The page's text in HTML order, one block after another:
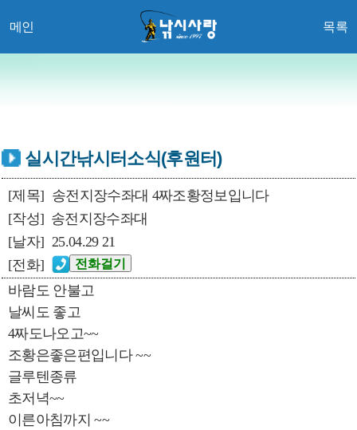
메인 목록
실시간낚시터소식(후원터)
[제목] 송전지장수좌대 4짜조황정보입니다
[작성] 송전지장수좌대
[날자] 25.04.29 21
[전화]
바람도 안불고
날씨도 좋고
4짜도나오고~~
조황은좋은편입니다 ~~
글루텐종류
초저녁~~
이른아침까지 ~~